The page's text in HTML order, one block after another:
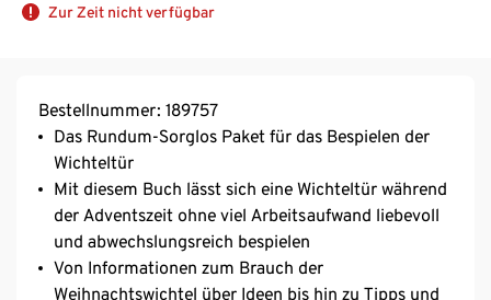
Zur Zeit nicht verfügbar
Bestellnummer: 189757
Das Rundum-Sorglos Paket für das Bespielen der
Wichteltür
Mit diesem Buch lässt sich eine Wichteltür während
der Adventszeit ohne viel Arbeitsaufwand liebevoll
und abwechslungsreich bespielen
Von Informationen zum Brauch der
Weihnachtswichtel über Ideen bis hin zu Tipps und